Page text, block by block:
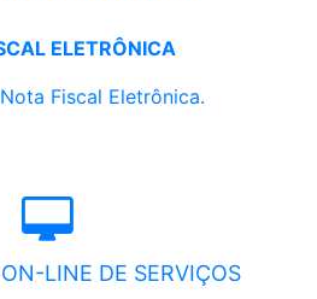
ELETRÔNICA
Fiscal Eletrônica.
LINE DE SERVIÇOS